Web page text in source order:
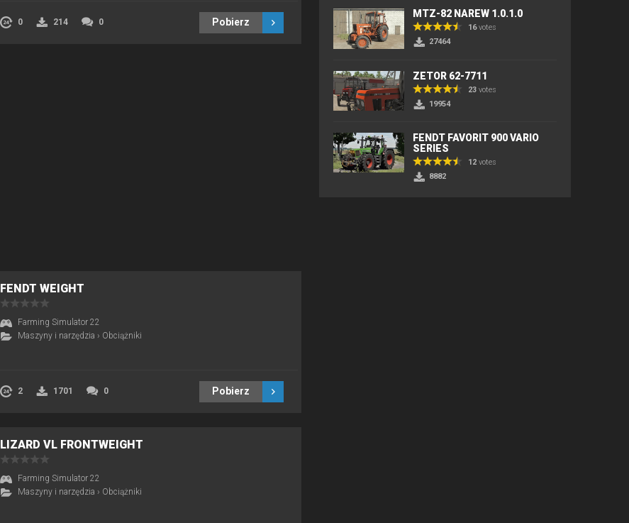
0 214 0 Pobierz
FENDT WEIGHT
Farming Simulator 22
Maszyny i narzędzia › Obciążniki
2 1701 0 Pobierz
LIZARD VL FRONTWEIGHT
Farming Simulator 22
Maszyny i narzędzia › Obciążniki
MTZ-82 NAREW 1.0.1.0
16votes
27464
ZETOR 62-7711
23 votes
19954
FENDT FAVORIT 900 VARIO
SERIES
12 votes
8882